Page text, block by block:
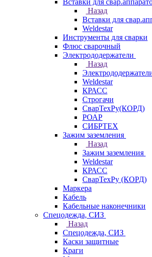
Вставки для
Назад
Вставки для
Weldestar
Инструменты для сварки
Флюс сварочный
Электрододержатели
Назад
Weldestar
КРАСС
Строгачи
СварТехРу(КОРД)
РОАР
СИБРТЕХ
Зажим заземления
Назад
Зажим заземления
Weldestar
КРАСС
СварТехРу (КОРД)
Маркера
Кабель
Кабельные наконечники
Спецодежда, СИЗ
Назад
Спецодежда, СИЗ
Каски защитные
Краги